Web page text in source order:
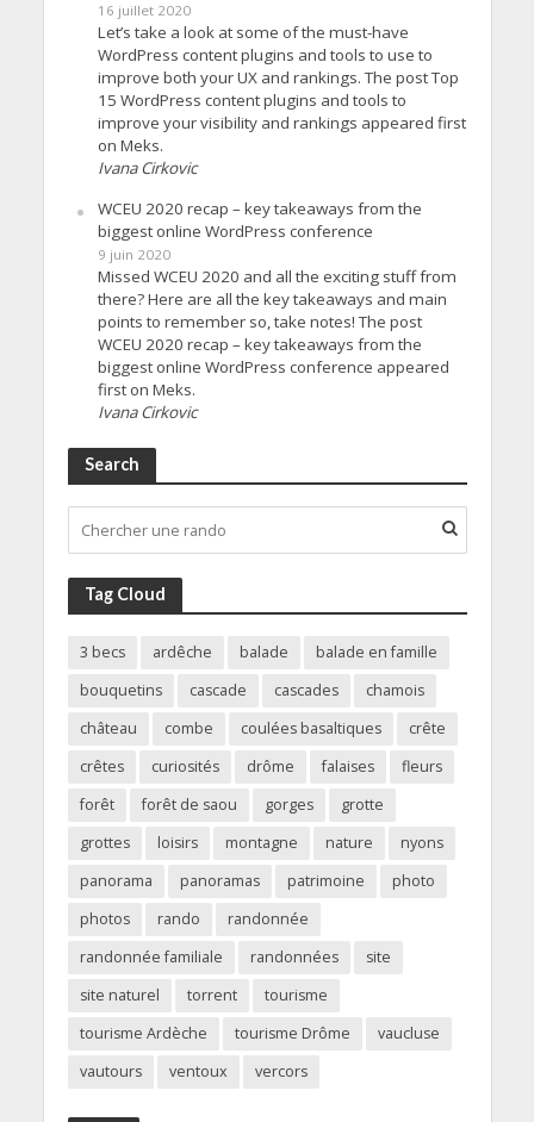
16 juillet 2020
Let’s take a look at some of the must-have
WordPress content plugins and tools to use to
improve both your UX and rankings. The post Top
15 WordPress content plugins and tools to
improve your visibility and rankings appeared first
on Meks.
Ivana Cirkovic
WCEU 2020 recap – key takeaways from the
biggest online WordPress conference
9 juin 2020
Missed WCEU 2020 and all the exciting stuff from
there? Here are all the key takeaways and main
points to remember so, take notes! The post
WCEU 2020 recap – key takeaways from the
biggest online WordPress conference appeared
first on Meks.
Ivana Cirkovic
Search
Tag Cloud
3 becs ardêche balade
balade en famille
bouquetins
cascade cascades
chamois
château
combe coulées basaltiques
crête
crêtes
curiosités drôme falaises
fleurs
forêt
forêt de saou gorges
grotte
grottes
loisirs montagne nature
nyons
panorama
panoramas patrimoine
photo
photos
rando
randonnée
randonnée familiale
randonnées
site
site naturel
torrent
tourisme
tourisme Ardèche
tourisme Drôme
vaucluse
vautours
ventoux vercors